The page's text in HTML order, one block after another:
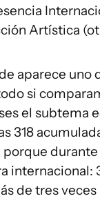
Artística
aparece uno
si
el subtema
318
de tres